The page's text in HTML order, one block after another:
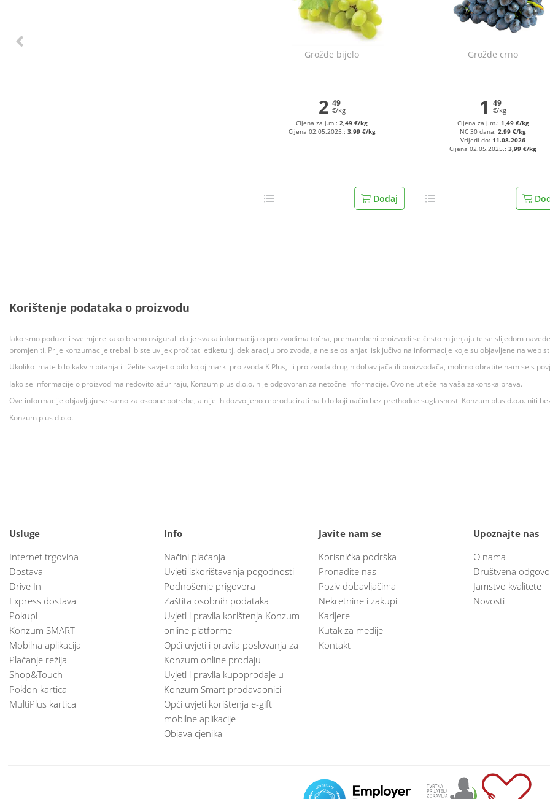
Grožđe bijelo
2 49
€/kg
Cijena za j.m.:2,49 €/kg
Cijena 02.05.2025.: 3,99 €/kg
Dodaj
Grožđe crno
1 49
€/kg
Cijena za j.m.: 1,49 €/kg
NC 30 dana:2,99 €/kg
Vrijedi do:11.08.2026
Cijena 02.05.2025.:3,99 €/kg
Korištenje podataka o proizvodu
Iako smo poduzeli sve mjere kako bismo osigurali da je svaka informacija o proizvodima točna, prehrambeni proizvodi se često mijenjaju te se slijedom
promjeniti. Prije konzumacije trebali biste uvijek pročitati etiketu tj. deklaraciju proizvoda, a ne se oslanjati isključivo na informacije koje su objavljene na web
Ukoliko imate bilo kakvih pitanja ili želite savjet o bilo kojoj marki proizvoda K Plus, ili proizvoda drugih dobavljača ili proizvođača, molimo obratite nam se s
Iako se informacije o proizvodima redovito ažuriraju, Konzum plus d.o.o. nije odgovoran za netočne informacije. Ovo ne utječe na vaša zakonska prava.
Ove informacije objavljuju se samo za osobne potrebe, a nije ih dozvoljeno reproducirati na bilo koji način bez prethodne suglasnosti Konzum plus d.o.o. niti
Konzum plus d.o.o.
Usluge
Internet trgovina
Dostava
Drive In
Express dostava
Pokupi
Konzum SMART
Mobilna aplikacija
Plaćanje režija
Shop&Touch
Poklon kartica
MultiPlus kartica
Info
Načini plaćanja
Uvjeti iskorištavanja pogodnosti
Podnošenje prigovora
Zaštita osobnih podataka
Uvjeti i pravila korištenja Konzum
online platforme
Opći uvjeti i pravila poslovanja za
Konzum online prodaju
Uvjeti i pravila kupoprodaje u
Konzum Smart prodavaonici
Opći uvjeti korištenja e-gift
mobilne aplikacije
Objava cjenika
Javite nam se
Korisnička podrška
Pronađite nas
Poziv dobavljačima
Nekretnine i zakupi
Karijere
Kutak za medije
Kontakt
Upoznajte nas
O nama
Društvena
Jamstvo kvalitete
Novosti